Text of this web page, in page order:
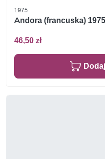
1975
Andora (francuska)
46,50 zł